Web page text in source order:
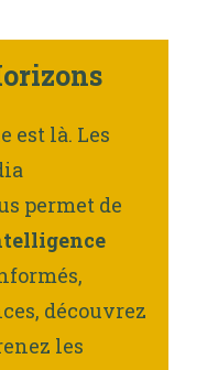
est là. Les
permet de
découvrez
les